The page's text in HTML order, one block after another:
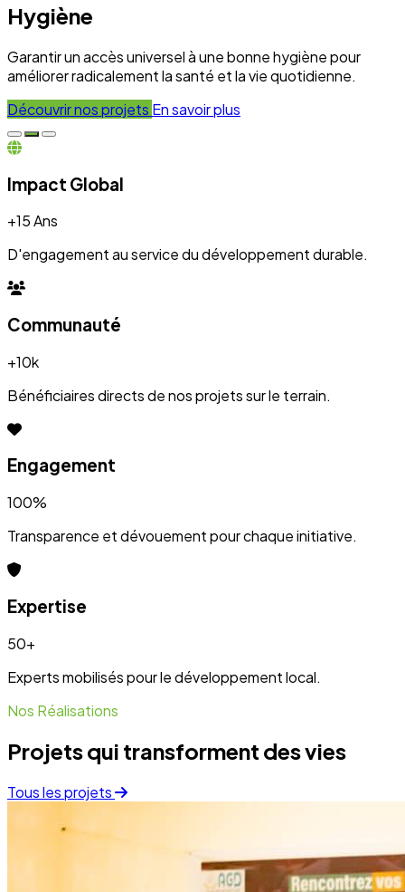
+10k
Bénéficiaires directs de nos projets sur le terrain.
Engagement
Transparence et dévouement pour chaque initiative.
Expertise
Experts mobilisés pour le développement local.
Nos Réalisations
Projets qui transforment des vies